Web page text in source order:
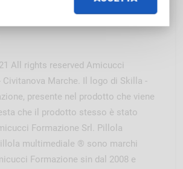
All rights reserved Amicucci
Civitanova Marche. Il logo di Skilla -
presente nel prodotto che viene
che il prodotto stesso è stato
Formazione Srl. Pillola
multimediale ® sono marchi
Formazione sin dal 2008 e